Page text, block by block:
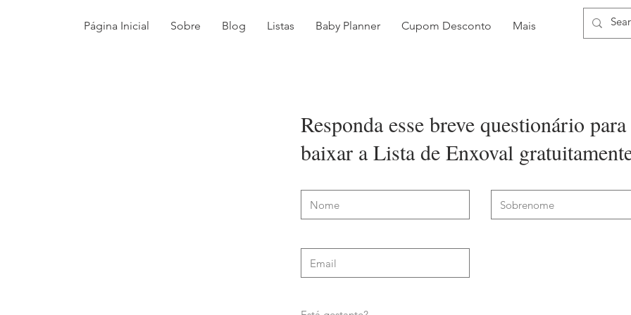
Página Inicial Sobre Blog Listas Baby Planner Cupom Desconto Mais
Responda esse breve questionário para
baixar a Lista de Enxoval